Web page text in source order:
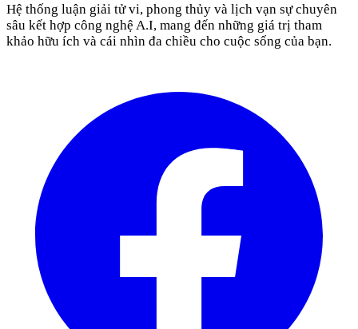
Hệ thống luận giải tử vi, phong thủy và lịch vạn sự chuyên
sâu kết hợp công nghệ A.I, mang đến những giá trị tham
khảo hữu ích và cái nhìn đa chiều cho cuộc sống của bạn.